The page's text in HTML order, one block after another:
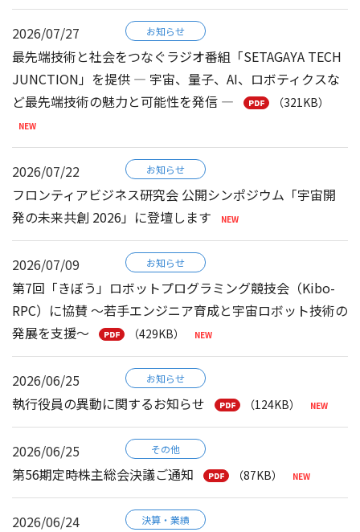
2026/07/27 お知らせ
最先端技術と社会をつなぐラジオ番組「SETAGAYA TECH
JUNCTION」を提供 ― 宇宙、量子、AI、ロボティクスな
ど最先端技術の魅力と可能性を発信 ―
（321KB）
2026/07/22 お知らせ
フロンティアビジネス研究会 公開シンポジウム「宇宙開
発の未来共創 2026」に登壇します
2026/07/09 お知らせ
第7回「きぼう」ロボットプログラミング競技会（Kibo-
RPC）に協賛 ～若手エンジニア育成と宇宙ロボット技術の
発展を支援～
（429KB）
2026/06/25 お知らせ
執行役員の異動に関するお知らせ （124KB）
2026/06/25 その他
第56期定時株主総会決議ご通知 （87KB）
2026/06/24 決算・業績